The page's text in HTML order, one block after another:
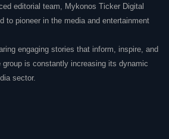
editorial team, Mykonos Ticker Digital
to pioneer in the media and entertainment
engaging stories that inform, inspire, and
is constantly increasing its dynamic
sector.